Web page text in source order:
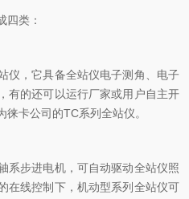
四类：
，它具备全站仪电子测角、电子
有的还可以运行厂家或用户自主开
卡公司的TC系列全站仪。
步进电机，可自动驱动全站仪照
在线控制下，机动型系列全站仪可